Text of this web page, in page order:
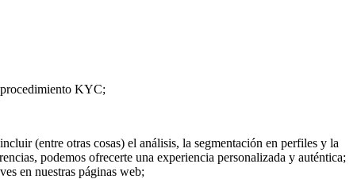
procedimiento KYC;
(entre otras cosas) el análisis, la segmentación en perfiles y la
podemos ofrecerte una experiencia personalizada y auténtica;
en nuestras páginas web;